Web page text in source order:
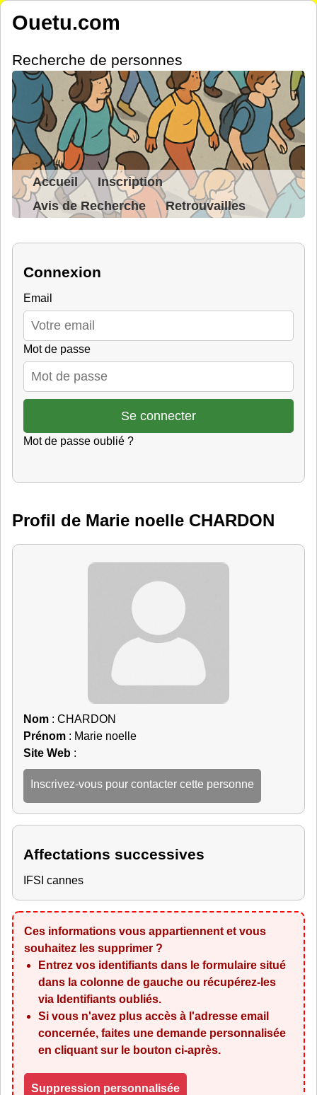
Ouetu.com
Recherche de personnes
Accueil
Inscription
Avis de Recherche
Retrouvailles
Connexion
Email
Mot de passe
Mot de passe oublié ?
Profil de Marie noelle CHARDON
Nom : CHARDON
Prénom : Marie noelle
Site Web :
Inscrivez-vous pour contacter cette personne
Affectations successives
IFSI cannes
Ces informations vous appartiennent et vous
souhaitez les supprimer ?
Entrez vos identifiants dans le formulaire situé
dans la colonne de gauche ou récupérez-les
via Identifiants oubliés.
Si vous n'avez plus accès à l'adresse email
concernée, faites une demande personnalisée
en cliquant sur le bouton ci-après.
Suppression personnalisée